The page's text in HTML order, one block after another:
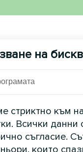
на
стриктно към
Всички данни
съгласие.
които